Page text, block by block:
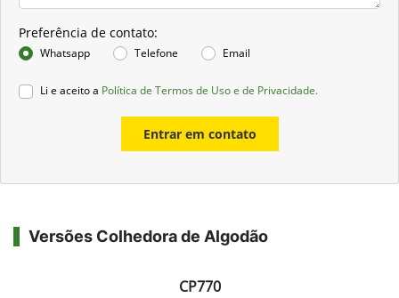
Preferência de contato:
Whatsapp Telefone Email
Li e aceito a Política de Termos de Uso e de Privacidade.
Entrar em contato
Versões Colhedora de Algodão
CP770